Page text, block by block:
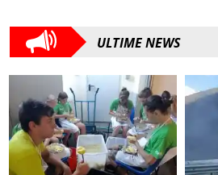
ULTIME NEWS